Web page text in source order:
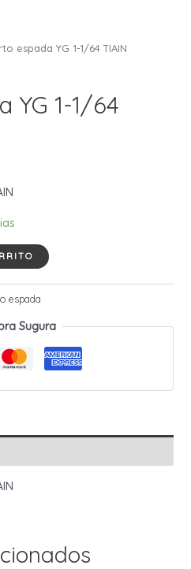
espada YG 1-1/64 TIAIN
YG 1-1/64
espada
Sugura